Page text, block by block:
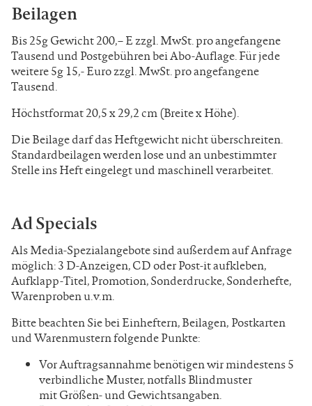
Beilagen
Bis 25g Gewicht 200,– E zzgl. MwSt. pro angefangene
Tausend und Postgebühren bei Abo-Auflage. Für jede
weitere 5g 15,- Euro zzgl. MwSt. pro angefangene
Tausend.
Höchstformat 20,5 x 29,2 cm (Breite x Höhe).
Die Beilage darf das Heftgewicht nicht überschreiten.
Standardbeilagen werden lose und an unbestimmter
Stelle ins Heft eingelegt und maschinell verarbeitet.
Ad Specials
Als Media-Spezialangebote sind außerdem aufAnfrage
möglich: 3 D-Anzeigen, CD oder Post-it aufkleben,
Aufklapp-Titel, Promotion, Sonderdrucke, Sonderhefte,
Warenproben u.v.m.
Bitte beachten Sie bei Einheftern, Beilagen, Postkarten
und Warenmustern folgende Punkte:
Vor Auftragsannahme benötigen wir mindestens5
verbindliche Muster, notfalls Blindmuster
mitGrößen- und Gewichtsangaben.